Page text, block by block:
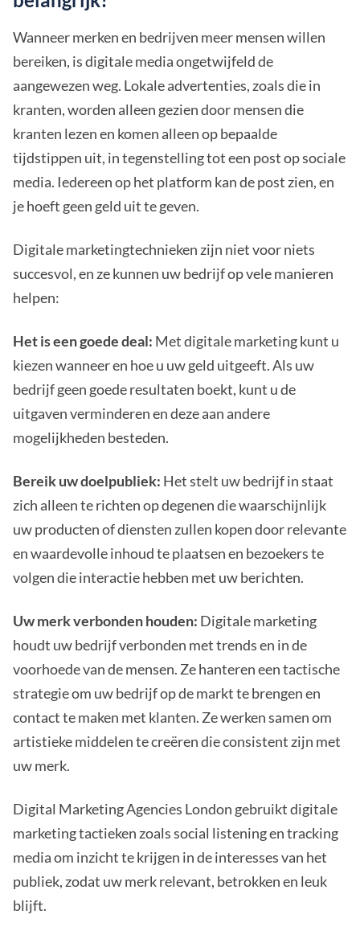
Wanneer merken en bedrijven meer mensen willen
bereiken, is digitale media ongetwijfeld de
aangewezen weg. Lokale advertenties, zoals die in
kranten, worden alleen gezien door mensen die
kranten lezen en komen alleen op bepaalde
tijdstippen uit, in tegenstelling tot een post op sociale
media. Iedereen op het platform kan de post zien, en
je hoeft geen geld uit te geven.
Digitale marketingtechnieken zijn niet voor niets
succesvol, en ze kunnen uw bedrijf op vele manieren
helpen:
Het is een goede deal: Met digitale marketing kunt u
kiezen wanneer en hoe u uw geld uitgeeft. Als uw
bedrijf geen goede resultaten boekt, kunt u de
uitgaven verminderen en deze aan andere
mogelijkheden besteden.
Bereik uw doelpubliek: Het stelt uw bedrijf in staat
zich alleen te richten op degenen die waarschijnlijk
uw producten of diensten zullen kopen door relevante
en waardevolle inhoud te plaatsen en bezoekers te
volgen die interactie hebben met uw berichten.
Uw merk verbonden houden: Digitale marketing
houdt uw bedrijf verbonden met trends en in de
voorhoede van de mensen. Ze hanteren een tactische
strategie om uw bedrijf op de markt te brengen en
contact te maken met klanten. Ze werken samen om
artistieke middelen te creëren die consistent zijn met
uw merk.
Digital Marketing Agencies London gebruikt digitale
marketing tactieken zoals social listening en tracking
media om inzicht te krijgen in de interesses van het
publiek, zodat uw merk relevant, betrokken en leuk
blijft.